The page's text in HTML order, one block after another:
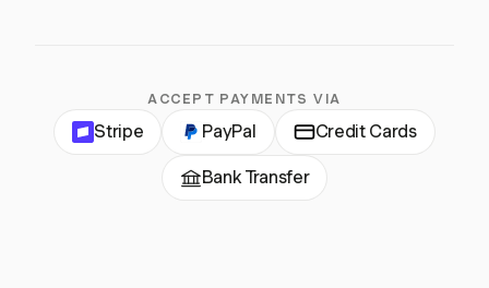
ACCEPT PAYMENTS VIA
Stripe PayPal Credit Cards
Bank Transfer